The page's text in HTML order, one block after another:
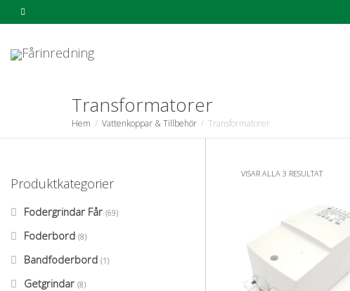
Transformatorer
Hem Vattenkoppar & Tillbehör Transformatorer
VISAR ALLA 3 RESULTAT
Produktkategorier
Fodergrindar Får (69)
Foderbord (8)
Bandfoderbord (1)
Getgrindar (8)